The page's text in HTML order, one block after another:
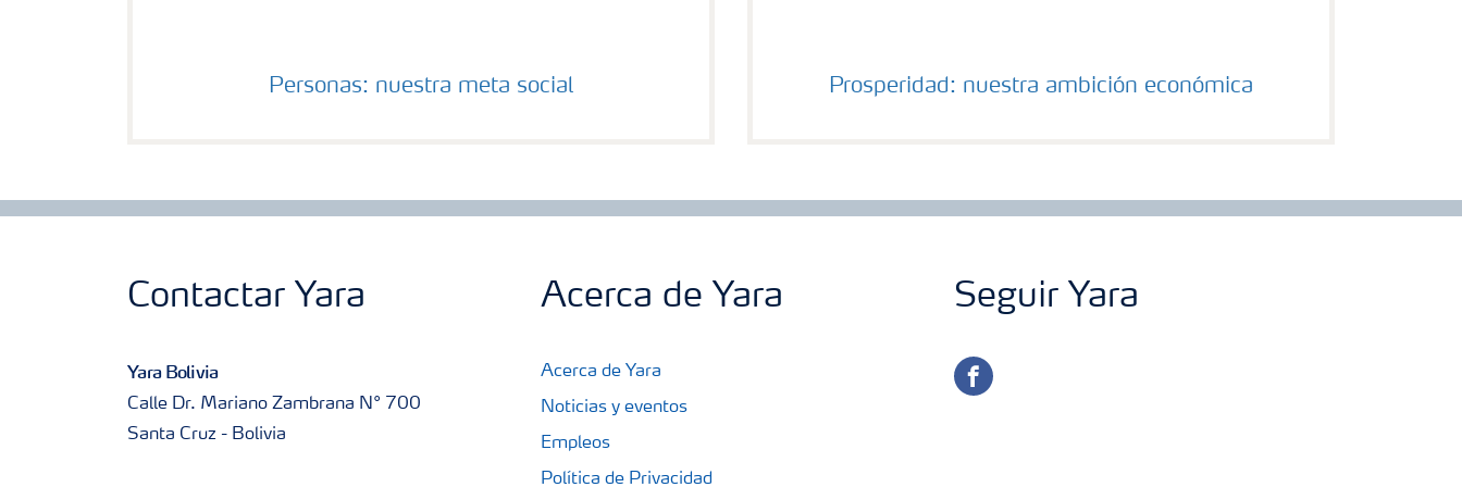
Personas: nuestra meta social Prosperidad: nuestra ambición económica
Contactar Yara
Yara Bolivia
Calle Dr. Mariano Zambrana N° 700
Santa Cruz - Bolivia
Acerca de Yara
Acerca de Yara
Noticias y eventos
Empleos
Política de Privacidad
Seguir Yara
facebook